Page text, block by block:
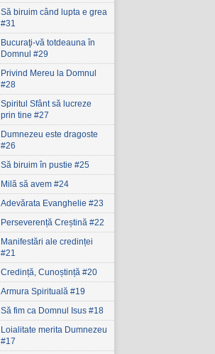
Să biruim când lupta e grea
#31
Bucuraţi-vă totdeauna în
Domnul #29
Privind Mereu la Domnul
#28
Spiritul Sfânt să lucreze
prin tine #27
Dumnezeu este dragoste
#26
Să biruim în pustie #25
Milă să avem #24
Adevărata Evanghelie #23
Perseverență Creștină #22
Manifestări ale credinței
#21
Credință, Cunoștință #20
Armura Spirituală #19
Să fim ca Domnul Isus #18
Loialitate merita Dumnezeu
#17